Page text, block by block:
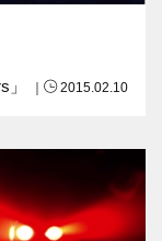
」
2015.02.10